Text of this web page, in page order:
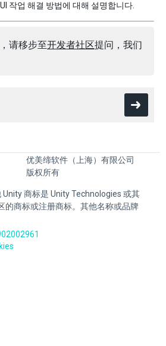
작업 해결 방법에 대해 설명합니다.
请移步至开发者社区提问，我们
优美缔软件（上海）有限公司
版权所有
商标是 Unity Technologies 或其
的商标或注册商标。其他名称或品牌